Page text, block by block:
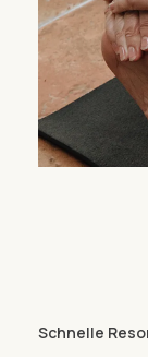
Schnelle